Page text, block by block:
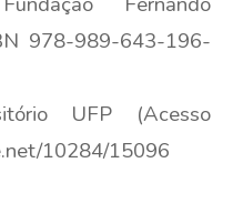
978-989-643-196-
UFP (Acesso
10284/15096